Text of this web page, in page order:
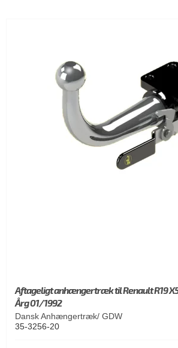
Aftageligt anhængertræk til Renault R19
Årg 01/1992
Dansk Anhængertræk/ GDW
35-3256-20